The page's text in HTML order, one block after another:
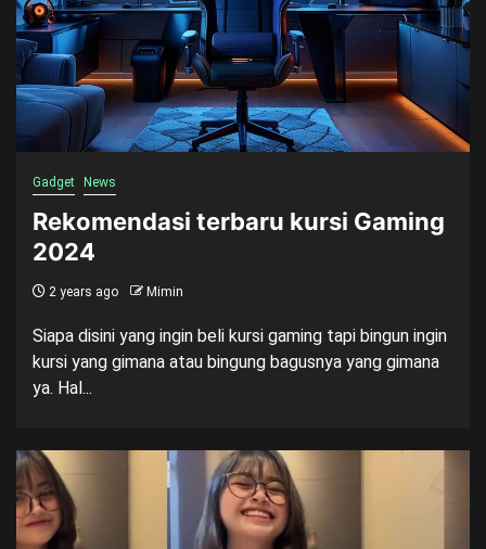
Gadget News
Rekomendasi terbaru kursi Gaming
2024
2 years ago Mimin
Siapa disini yang ingin beli kursi gaming tapi bingun ingin
kursi yang gimana atau bingung bagusnya yang gimana
ya. Hal...